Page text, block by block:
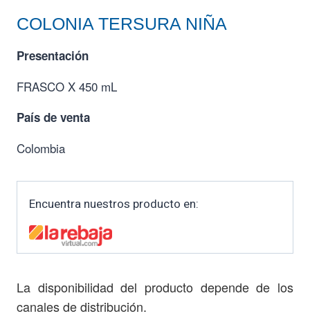
COLONIA TERSURA NIÑA
Presentación
FRASCO X 450 mL
País de venta
Colombia
Encuentra nuestros producto en:
La disponibilidad del producto depende de los
canales de distribución.